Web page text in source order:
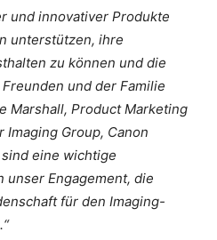
und innovativer Produkte
unterstützen, ihre
zu können und die
und der Familie
Marshall, Product Marketing
Imaging Group, Canon
sind eine wichtige
unser Engagement, die
für den Imaging-